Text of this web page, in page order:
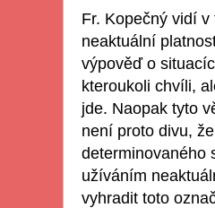
Fr. Kopečný vidí
neaktuální
výpověď o
kteroukoli chvíli,
jde. Naopak tyto
není proto divu,
determinovaného
užíváním
vyhradit toto